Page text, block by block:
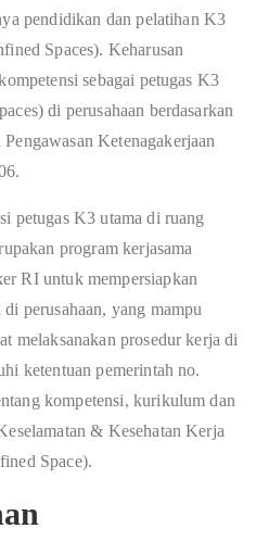
pendidikan dan pelatihan K3
Spaces). Keharusan
sebagai petugas K3
di perusahaan berdasarkan
Ketenagakerjaan
petugas K3 utama di ruang
program kerjasama
RI untuk mempersiapkan
perusahaan, yang mampu
melaksanakan prosedur kerja di
ketentuan pemerintah no.
kompetensi, kurikulum dan
& Kesehatan Kerja
Space).